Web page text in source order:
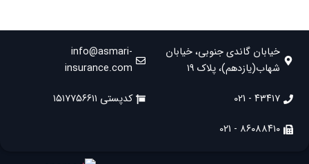
خیابان گاندی جنوبی، خیابان
شهاب(یازدهم)، پلاک ۱۹
۴۳۴۱۷ - 021
۸۶۰۸۸۴۱۰ - 021
info@asmari-
insurance.com
کدپستی ۱۵۱۷۷۵۶۶۱۱